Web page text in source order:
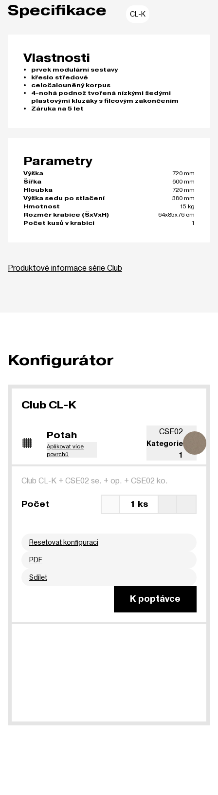
Specifikace CL-K
Vlastnosti
prvek modulární sestavy
křeslo středové
celočalouněný korpus
4-nohá podnož tvořená nízkými šedými
plastovými kluzáky s filcovým zakončením
Záruka na 5 let
Parametry
Výška
720 mm
Šířka
600 mm
Hloubka
720 mm
Výška sedu po stlačení
380 mm
Hmotnost
15 kg
Rozměr krabice (ŠxVxH)
64x85x76 cm
Počet kusů v krabici
1
Produktové informace série Club
Konfigurátor
Club CL-K
Potah
Aplikovat více
povrchů
CSE02
Kategorie
1
Club CL-K + CSE02 se. + op. + CSE02 ko.
Počet 1 ks
Resetovat konfiguraci
PDF
Sdílet
K poptávce